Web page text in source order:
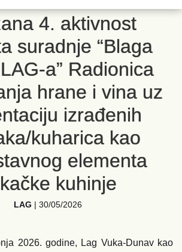
4. aktivnost
suradnje “Blaga
a” Radionica
hrane i vina uz
izrađenih
kuharica kao
elementa
kuhinje
LAG | 30/05/2026
2026. godine, Lag Vuka-Dunav kao